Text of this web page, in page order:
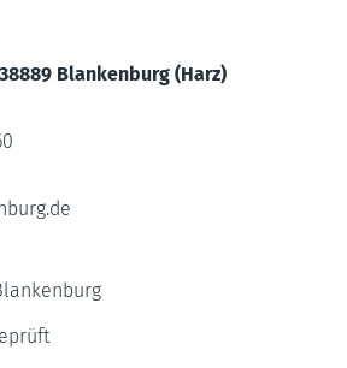
Blankenburg (Harz)